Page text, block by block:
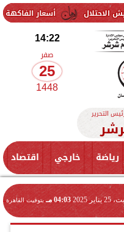
أسعار الفاكهة اليوم الإثنين 10 أغسطس 2026 في الأسواق.. الموز بكام
14:22
صفر
25
1448
التحرير
رياضة خارجي اقتصاد
2025 04:03 مـ بتوقيت القاهرة